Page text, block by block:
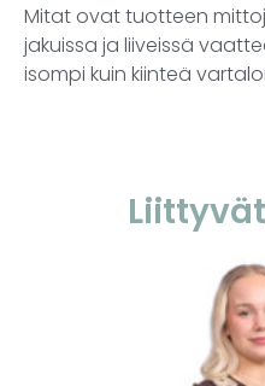
Mitat ovat tuotteen
jakuissa ja liiveissä
isompi kuin kiinteä